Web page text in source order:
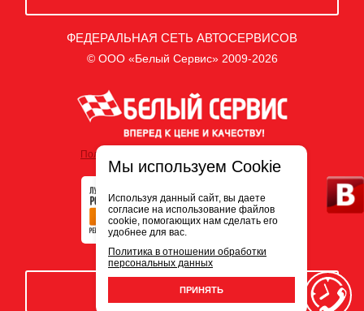
ФЕДЕРАЛЬНАЯ СЕТЬ АВТОСЕРВИСОВ
© ООО «Белый Сервис» 2009-2026
Политика обработки персональных данных
ЗАПИСЬ НА СЕРВИС
Мы используем Cookie
Используя данный сайт, вы даете
согласие на использование файлов
cookie, помогающих нам сделать его
удобнее для вас.
Политика в отношении обработки
персональных данных
ПРИНЯТЬ